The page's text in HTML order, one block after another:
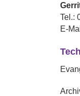
Tel.:
E-